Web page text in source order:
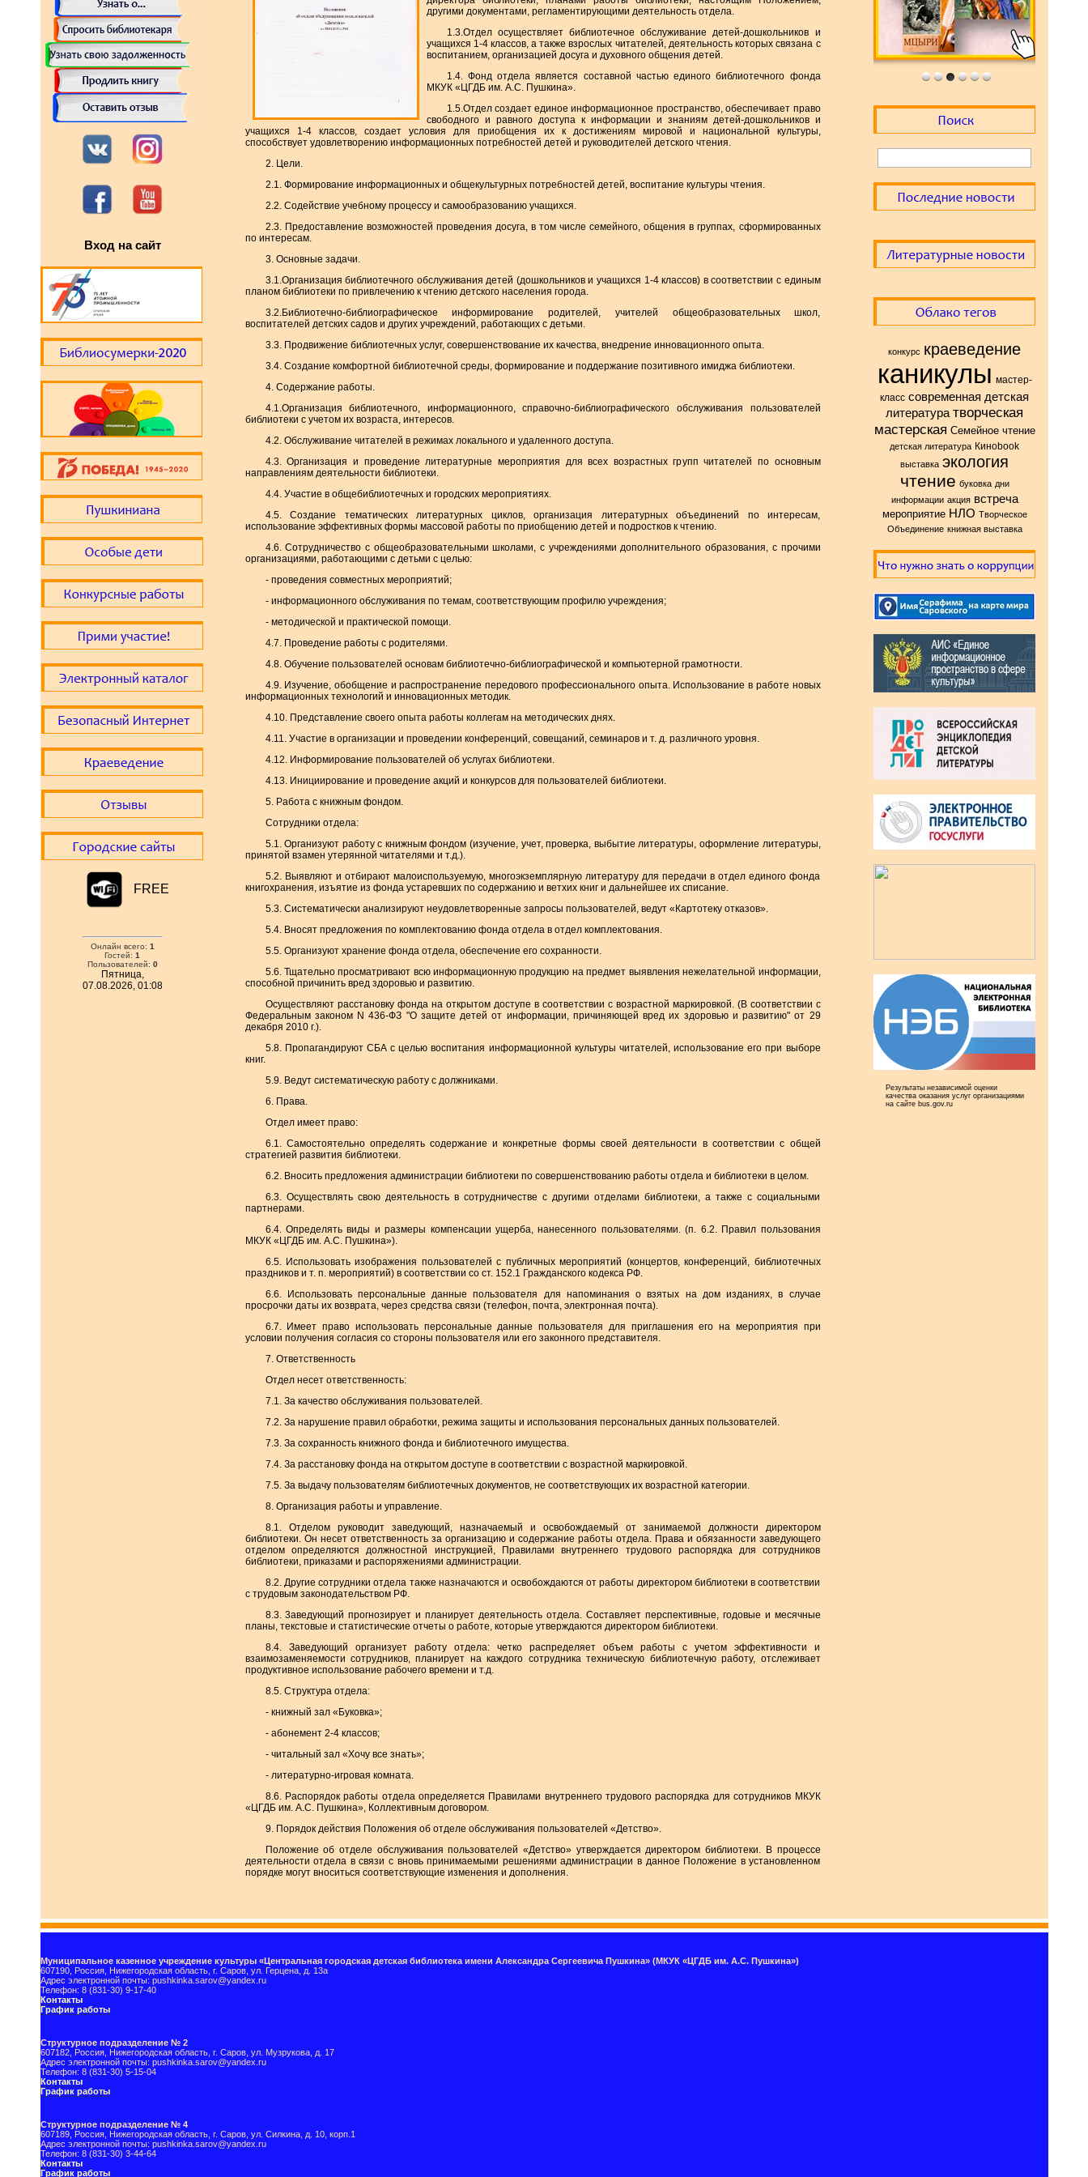
Вход на сайт
FREE
Онлайн всего: 1
Гостей: 1
Пользователей: 0
Пятница,
07.08.2026, 01:08
другими документами, регламентирующими деятельность отдела.
1.3.Отдел осуществляет библиотечное обслуживание детей-дошкольников и
учащихся 1-4 классов, а также взрослых читателей, деятельность которых связана с
воспитанием, организацией досуга и духовного общения детей.
1.4. Фонд отдела является составной частью единого библиотечного фонда
МКУК «ЦГДБ им. А.С. Пушкина».
1.5.Отдел создает единое информационное пространство, обеспечивает право
свободного и равного доступа к информации и знаниям детей-дошкольников и
учащихся 1-4 классов, создает условия для приобщения их к достижениям мировой и национальной культуры,
способствует удовлетворению информационных потребностей детей и руководителей детского чтения.
2. Цели.
2.1. Формирование информационных и общекультурных потребностей детей, воспитание культуры чтения.
2.2. Содействие учебному процессу и самообразованию учащихся.
2.3. Предоставление возможностей проведения досуга, в том числе семейного, общения в группах, сформированных
по интересам.
3. Основные задачи.
3.1.Организация библиотечного обслуживания детей (дошкольников и учащихся 1-4 классов) в соответствии с единым
планом библиотеки по привлечению к чтению детского населения города.
3.2.Библиотечно-библиографическое информирование родителей, учителей общеобразовательных школ,
воспитателей детских садов и других учреждений, работающих с детьми.
3.3. Продвижение библиотечных услуг, совершенствование их качества, внедрение инновационного опыта.
3.4. Создание комфортной библиотечной среды, формирование и поддержание позитивного имиджа библиотеки.
4. Содержание работы.
4.1.Организация библиотечного, информационного, справочно-библиографического обслуживания пользователей
библиотеки с учетом их возраста, интересов.
4.2. Обслуживание читателей в режимах локального и удаленного доступа.
4.3. Организация и проведение литературные мероприятия для всех возрастных групп читателей по основным
направлениям деятельности библиотеки.
4.4. Участие в общебиблиотечных и городских мероприятиях.
4.5. Создание тематических литературных циклов, организация литературных объединений по интересам,
использование эффективных формы массовой работы по приобщению детей и подростков к чтению.
4.6. Сотрудничество с общеобразовательными школами, с учреждениями дополнительного образования, с прочими
организациями, работающими с детьми с целью:
- проведения совместных мероприятий;
- информационного обслуживания по темам, соответствующим профилю учреждения;
- методической и практической помощи.
4.7. Проведение работы с родителями.
4.8. Обучение пользователей основам библиотечно-библиографической и компьютерной грамотности.
4.9. Изучение, обобщение и распространение передового профессионального опыта. Использование в работе новых
информационных технологий и инновационных методик.
4.10. Представление своего опыта работы коллегам на методических днях.
4.11. Участие в организации и проведении конференций, совещаний, семинаров и т. д. различного уровня.
4.12. Информирование пользователей об услугах библиотеки.
4.13. Инициирование и проведение акций и конкурсов для пользователей библиотеки.
5. Работа с книжным фондом.
Сотрудники отдела:
5.1. Организуют работу с книжным фондом (изучение, учет, проверка, выбытие литературы, оформление литературы,
принятой взамен утерянной читателями и т.д.).
5.2. Выявляют и отбирают малоиспользуемую, многоэкземплярную литературу для передачи в отдел единого фонда
книгохранения, изъятие из фонда устаревших по содержанию и ветхих книг и дальнейшее их списание.
5.3. Систематически анализируют неудовлетворенные запросы пользователей, ведут «Картотеку отказов».
5.4. Вносят предложения по комплектованию фонда отдела в отдел комплектования.
5.5. Организуют хранение фонда отдела, обеспечение его сохранности.
5.6. Тщательно просматривают всю информационную продукцию на предмет выявления нежелательной информации,
способной причинить вред здоровью и развитию.
Осуществляют расстановку фонда на открытом доступе в соответствии с возрастной маркировкой. (В соответствии с
Федеральным законом N 436-ФЗ "О защите детей от информации, причиняющей вред их здоровью и развитию" от 29
декабря 2010 г.).
5.8. Пропагандируют СБА с целью воспитания информационной культуры читателей, использование его при выборе
книг.
5.9. Ведут систематическую работу с должниками.
6. Права.
Отдел имеет право:
6.1. Самостоятельно определять содержание и конкретные формы своей деятельности в соответствии с общей
стратегией развития библиотеки.
6.2. Вносить предложения администрации библиотеки по совершенствованию работы отдела и библиотеки в целом.
6.3. Осуществлять свою деятельность в сотрудничестве с другими отделами библиотеки, а также с социальными
партнерами.
6.4. Определять виды и размеры компенсации ущерба, нанесенного пользователями. (п. 6.2. Правил пользования
МКУК «ЦГДБ им. А.С. Пушкина»).
6.5. Использовать изображения пользователей с публичных мероприятий (концертов, конференций, библиотечных
праздников и т. п. мероприятий) в соответствии со ст. 152.1 Гражданского кодекса РФ.
6.6. Использовать персональные данные пользователя для напоминания о взятых на дом изданиях, в случае
просрочки даты их возврата, через средства связи (телефон, почта, электронная почта).
6.7. Имеет право использовать персональные данные пользователя для приглашения его на мероприятия при
условии получения согласия со стороны пользователя или его законного представителя.
7. Ответственность
Отдел несет ответственность:
7.1. За качество обслуживания пользователей.
7.2. За нарушение правил обработки, режима защиты и использования персональных данных пользователей.
7.3. За сохранность книжного фонда и библиотечного имущества.
7.4. За расстановку фонда на открытом доступе в соответствии с возрастной маркировкой.
7.5. За выдачу пользователям библиотечных документов, не соответствующих их возрастной категории.
8. Организация работы и управление.
8.1. Отделом руководит заведующий, назначаемый и освобождаемый от занимаемой должности директором
библиотеки. Он несет ответственность за организацию и содержание работы отдела. Права и обязанности заведующего
отделом определяются должностной инструкцией, Правилами внутреннего трудового распорядка для сотрудников
библиотеки, приказами и распоряжениями администрации.
8.2. Другие сотрудники отдела также назначаются и освобождаются от работы директором библиотеки в соответствии
с трудовым законодательством РФ.
8.3. 3аведующий прогнозирует и планирует деятельность отдела. Составляет перспективные, годовые и месячные
планы, текстовые и статистические отчеты о работе, которые утверждаются директором библиотеки.
8.4. Заведующий организует работу отдела: четко распределяет объем работы с учетом эффективности и
взаимозаменяемости сотрудников, планирует на каждого сотрудника техническую библиотечную работу, отслеживает
продуктивное использование рабочего времени и т.д.
8.5. Структура отдела:
- книжный зал «Буковка»;
- абонемент 2-4 классов;
- читальный зал «Хочу все знать»;
- литературно-игровая комната.
8.6. Распорядок работы отдела определяется Правилами внутреннего трудового распорядка для сотрудников МКУК
«ЦГДБ им. А.С. Пушкина», Коллективным договором.
9. Порядок действия Положения об отделе обслуживания пользователей «Детство».
Положение об отделе обслуживания пользователей «Детство» утверждается директором библиотеки. В процессе
деятельности отдела в связи с вновь принимаемыми решениями администрации в данное Положение в установленном
порядке могут вноситься соответствующие изменения и дополнения.
конкурс краеведение
каникулы мастер-
класс современная детская
литература творческая
мастерская Семейное чтение
детская литература Киноbook
выставка экология
чтение буковка дни
информации акция встреча
мероприятие НЛО Творческое
Объединение книжная выставка
Результаты независимой оценки
качества оказания услуг организациями
на сайте bus.gov.ru
Муниципальное казенное учреждение культуры «Центральная городская детская библиотека имени Александра Сергеевича Пушкина» (МКУК «ЦГДБ им. А.С. Пушкина»)
607190, Россия, Нижегородская область, г. Саров, ул. Герцена, д. 13а
Адрес электронной почты: pushkinka.sarov@yandex.ru
Телефон: 8 (831-30) 9-17-40
Контакты
График работы
Структурное подразделение № 2
607182, Россия, Нижегородская область, г. Саров, ул. Музрукова, д. 17
Адрес электронной почты: pushkinka.sarov@yandex.ru
Телефон: 8 (831-30) 5-15-04
Контакты
График работы
Структурное подразделение № 4
607189, Россия, Нижегородская область, г. Саров, ул. Силкина, д. 10, корп.1
Адрес электронной почты: pushkinka.sarov@yandex.ru
Телефон: 8 (831-30) 3-44-64
Контакты
График работы